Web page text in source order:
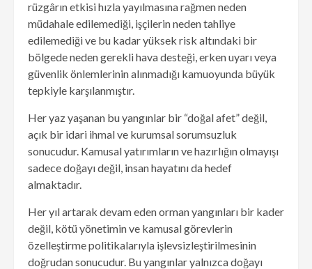
rüzgârın etkisi hızla yayılmasına rağmen neden
müdahale edilemediği, işçilerin neden tahliye
edilemediği ve bu kadar yüksek risk altındaki bir
bölgede neden gerekli hava desteği, erken uyarı veya
güvenlik önlemlerinin alınmadığı kamuoyunda büyük
tepkiyle karşılanmıştır.
Her yaz yaşanan bu yangınlar bir “doğal afet” değil,
açık bir idari ihmal ve kurumsal sorumsuzluk
sonucudur. Kamusal yatırımların ve hazırlığın olmayışı
sadece doğayı değil, insan hayatını da hedef
almaktadır.
Her yıl artarak devam eden orman yangınları bir kader
değil, kötü yönetimin ve kamusal görevlerin
özelleştirme politikalarıyla işlevsizleştirilmesinin
doğrudan sonucudur. Bu yangınlar yalnızca doğayı